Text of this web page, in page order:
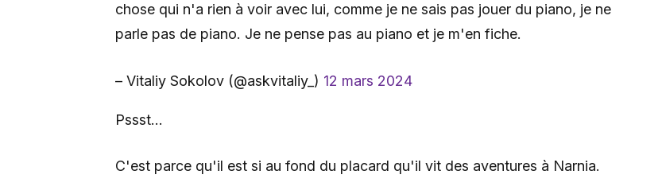
chose qui n'a rien à voir avec lui, comme je ne sais pas jouer du piano, je ne
parle pas de piano. Je ne pense pas au piano et je m'en fiche.
– Vitaliy Sokolov (@askvitaliy_) 12 mars 2024
Pssst…
C'est parce qu'il est si au fond du placard qu'il vit des aventures à Narnia.